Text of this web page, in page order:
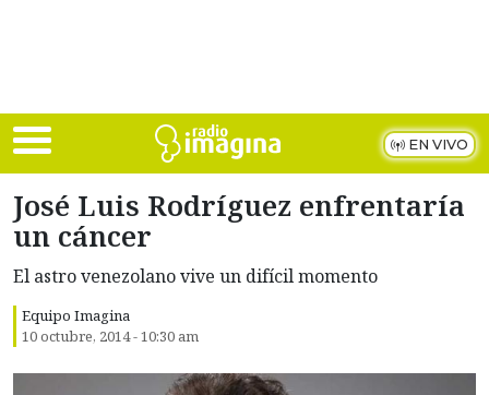
EN VIVO
José Luis Rodríguez enfrentaría
un cáncer
El astro venezolano vive un difícil momento
Equipo Imagina
10 octubre, 2014 - 10:30 am